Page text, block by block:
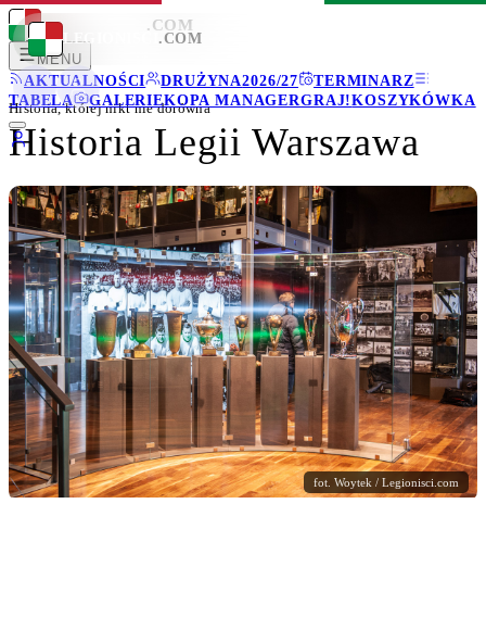
LEGIONISCI .COM
MENU
AKTUALNOŚCI
DRUŻYNA2026/27
TERMINARZ
TABELA
GALERIEKOPA MANAGERGRAJ!KOSZYKÓWKA
LEGIONISCI .COM
Historia, której nikt nie dorówna
Historia Legii Warszawa
fot. Woytek / Legionisci.com